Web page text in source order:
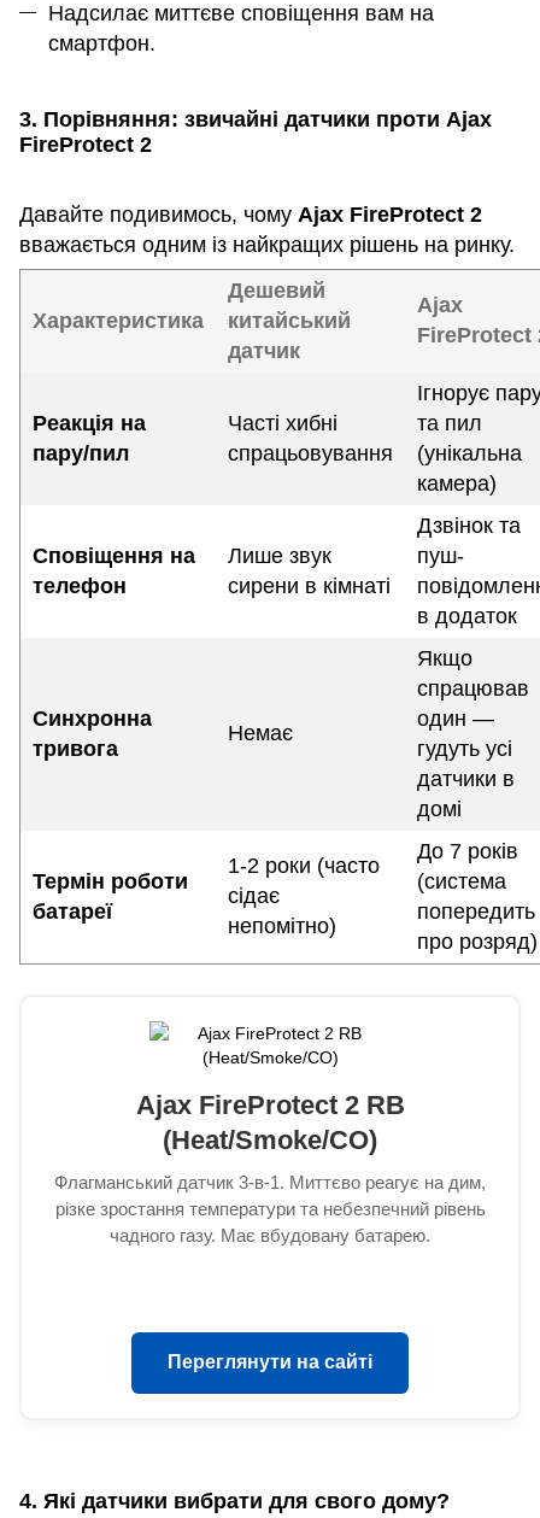
Надсилає миттєве сповіщення вам на
смартфон.
3. Порівняння: звичайні датчики проти Ajax
FireProtect 2
Давайте подивимось, чому Ajax FireProtect 2
вважається одним із найкращих рішень на ринку.
Характеристика
Дешевий
китайський
датчик
Ajax
FireProtect
Реакція на
пару/пил
Часті хибні
спрацьовування
Ігнорує
та пил
(унікальна
камера)
Сповіщення на
телефон
Лише звук
сирени в кімнаті
Дзвінок та
пуш-
в додаток
Синхронна
тривога
Немає
Якщо
спрацював
один —
гудуть усі
датчики в
домі
Термін роботи
батареї
1-2 роки (часто
сідає
непомітно)
До 7 років
(система
попередить
про розряд)
Ajax FireProtect 2 RB
(Heat/Smoke/CO)
Флагманський датчик 3-в-1. Миттєво реагує на дим,
різке зростання температури та небезпечний рівень
чадного газу. Має вбудовану батарею.
Переглянути на сайті
4. Які датчики вибрати для свого дому?